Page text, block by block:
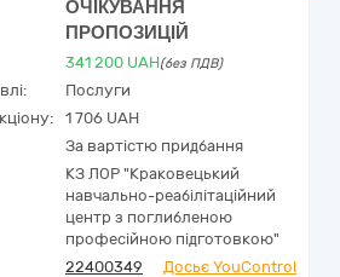
ОЧІКУВАННЯ
ПРОПОЗИЦІЙ
341 200 UAH(без ПДВ)
Послуги
1 706 UAH
За вартістю придбання
КЗ ЛОР "Краковецький
навчально-реабілітаційний
центр з поглибленою
професійною підготовкою"
22400349
Досьє YouControl